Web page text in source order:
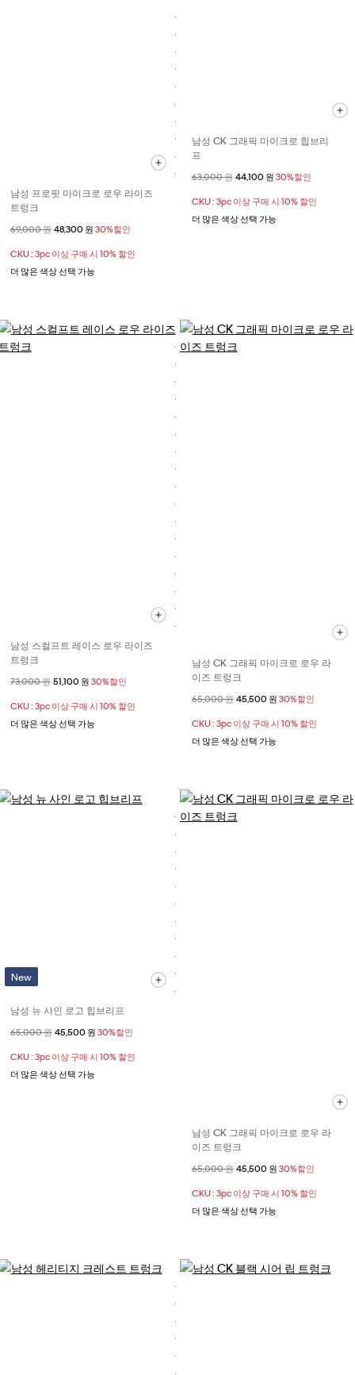
남성 프로핏 마이크로 로우 라이즈
트렁크
할인 전 가격
69,000 원할인된 가격
48,300 원 30%할인
CKU : 3pc 이상 구매 시 10% 할인
더 많은 색상 선택 가능
남성 CK 그래픽 마이크로 힙브리
프
할인 전 가격
63,000 원할인된 가격
44,100 원 30%할인
CKU : 3pc 이상 구매 시 10% 할인
더 많은 색상 선택 가능
남성 스컬프트 레이스 로우 라이즈
트렁크
할인 전 가격
73,000 원할인된 가격
51,100 원 30%할인
CKU : 3pc 이상 구매 시 10% 할인
더 많은 색상 선택 가능
남성 CK 그래픽 마이크로 로우 라
이즈 트렁크
할인 전 가격
65,000 원할인된 가격
45,500 원 30%할인
CKU : 3pc 이상 구매 시 10% 할인
더 많은 색상 선택 가능
New
남성 뉴 사인 로고 힙브리프
할인 전 가격
65,000 원할인된 가격
45,500 원 30%할인
CKU : 3pc 이상 구매 시 10% 할인
더 많은 색상 선택 가능
남성 CK 그래픽 마이크로 로우 라
이즈 트렁크
할인 전 가격
65,000 원할인된 가격
45,500 원 30%할인
CKU : 3pc 이상 구매 시 10% 할인
더 많은 색상 선택 가능